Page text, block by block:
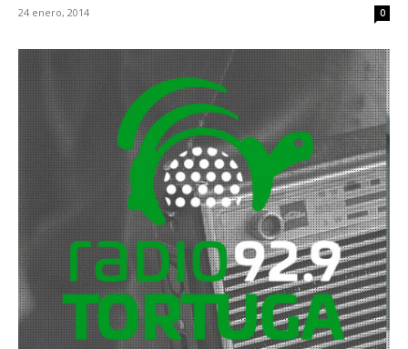
24 enero, 2014 0